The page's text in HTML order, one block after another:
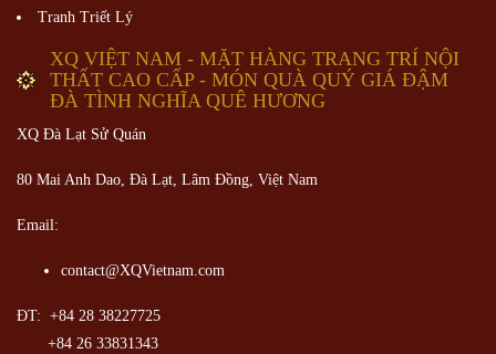
Tranh Triết Lý
XQ VIỆT NAM - MẶT HÀNG TRANG TRÍ NỘI
THẤT CAO CẤP - MÓN QUÀ QUÝ GIÁ ĐẬM
ĐÀ TÌNH NGHĨA QUÊ HƯƠNG
XQ Đà Lạt Sử Quán
80 Mai Anh Dao, Đà Lạt, Lâm Đồng, Việt Nam
Email:
contact@XQVietnam.com
ĐT: +84 28 38227725
+84 26 33831343